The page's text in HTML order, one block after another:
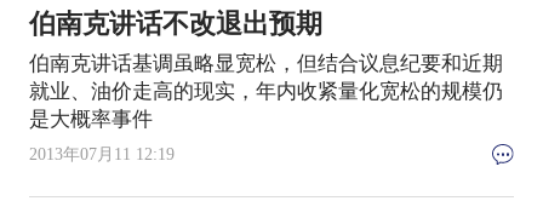
伯南克讲话不改退出预期
伯南克讲话基调虽略显宽松，但结合议息纪要和近期
就业、油价走高的现实，年内收紧量化宽松的规模仍
是大概率事件
2013年07月11 12:19